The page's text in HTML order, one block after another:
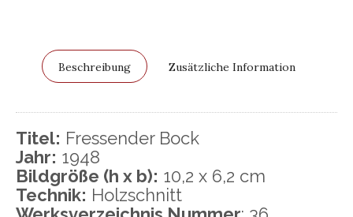
Beschreibung Zusätzliche Information
Titel: Fressender Bock
Jahr: 1948
Bildgröße (h x b): 10,2 x 6,2 cm
Technik: Holzschnitt